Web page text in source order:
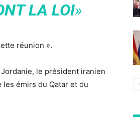
LA LOI»
réunion ».
le président iranien
les émirs du Qatar et du